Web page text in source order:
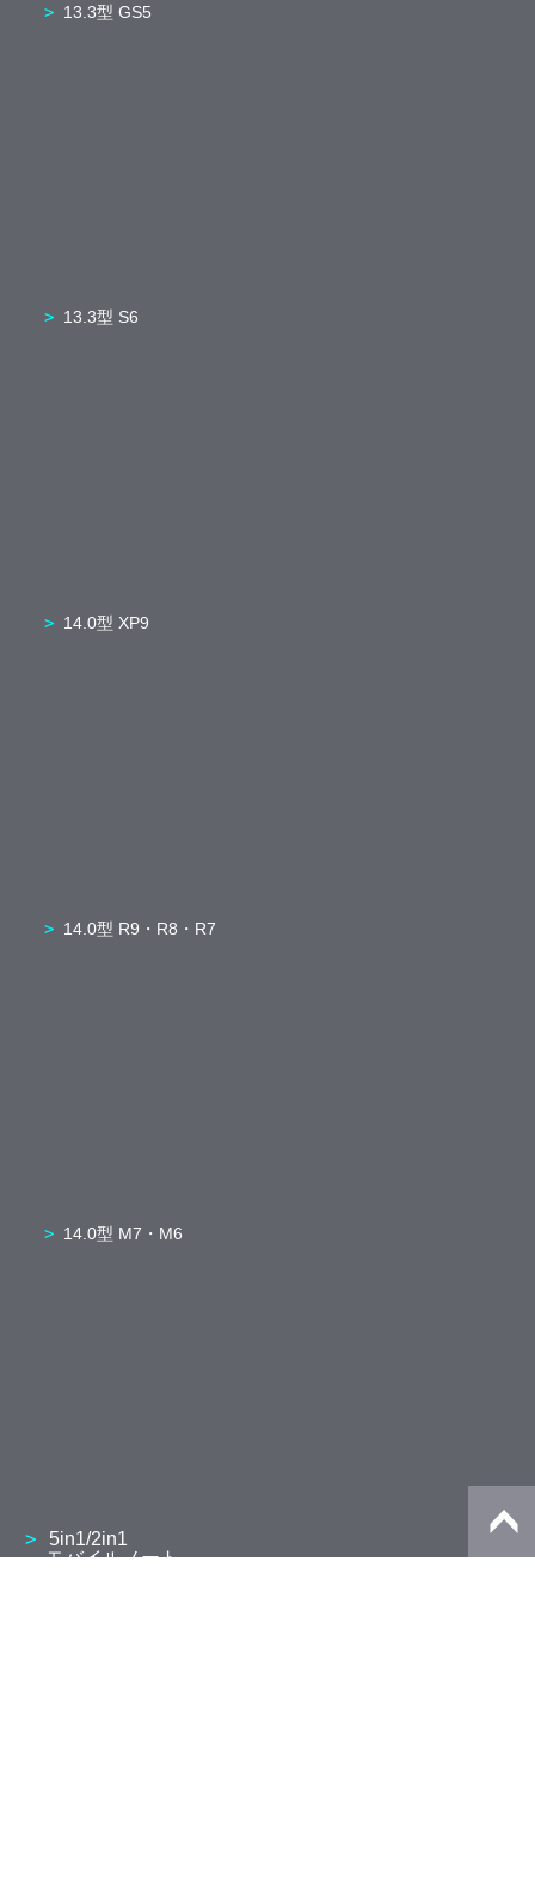
13.3型 GS5
13.3型 S6
14.0型 XP9
14.0型 R9・R8・R7
14.0型 M7・M6
5in1/2in1
モバイルノート